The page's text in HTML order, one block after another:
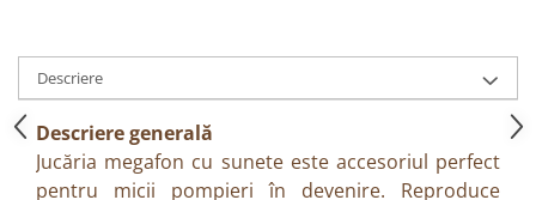
Descriere
Descriere generală
Jucăria megafon cu sunete este accesoriul perfect
pentru micii pompieri în devenire. Reproduce